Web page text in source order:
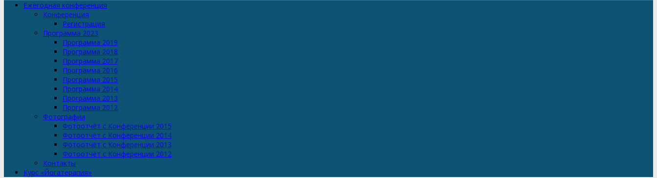
Ежегодная конференция
Конференция
Регистрация
Программа 2023
Программа 2019
Программа 2018
Программа 2017
Программа 2016
Программа 2015
Программа 2014
Программа 2013
Программа 2012
Фотографии
Фотоотчёт с Конференции 2015
Фотоотчёт с Конференции 2014
Фотоотчёт с Конференции 2013
Фотоотчёт с Конференции 2012
Контакты
Курс «Йогатерапия»